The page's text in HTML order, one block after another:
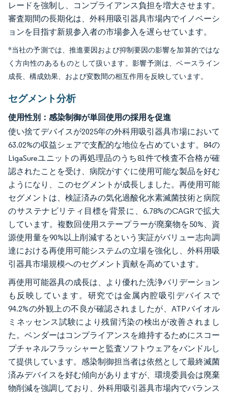
レードを強制し、コンプライアンス負担を増大させます。
審査期間の長期化は、外科用吸引器具市場内でイノベーシ
ョンを目指す新規参入者の市場参入を遅らせています。
*当社の予測では、推進要因および抑制要因の影響を加算的ではな
く方向性のあるものとして扱います。影響予測は、ベースライン
成長、構成効果、および変数間の相互作用を反映しています。
セグメント分析
使用性別：感染制御が単回使用の採用を促進
使い捨てデバイスが2025年の外科用吸引器具市場において
63.02%の収益シェアで支配的な地位を占めています。84の
LigaSureユニットの再処理品のうち81件で検査不合格が確
認されたことを受け、病院がすぐに使用可能な製品を好む
ようになり、このセグメントが成長しました。再使用可能
セグメントは、検証済みの気化過酸化水素滅菌技術と病院
のサステナビリティ目標を背景に、6.78%のCAGRで拡大
しています。複数回使用ステープラーが廃棄物を50%、資
源使用量を90%以上削減するという実証がバリュー志向調
達における再使用可能システムの立場を強化し、外科用吸
引器具市場規模へのセグメント貢献を高めています。
再使用可能器具の成長は、より優れた洗浄バリデーション
も反映しています。研究では金属内腔吸引デバイスで
94.2%の外観上の不良が確認されましたが、ATPバイオル
ミネッセンス試験により残留汚染の検出が改善されまし
た。ベンダーはコンプライアンスを維持するためにスコー
プチャネルフラッシャーと監査ソフトウェアをバンドルし
て提供しています。感染制御担当者は依然として最終滅菌
済みデバイスを好む傾向がありますが、環境委員会は廃棄
物削減を強調しており、外科用吸引器具市場内でバランス